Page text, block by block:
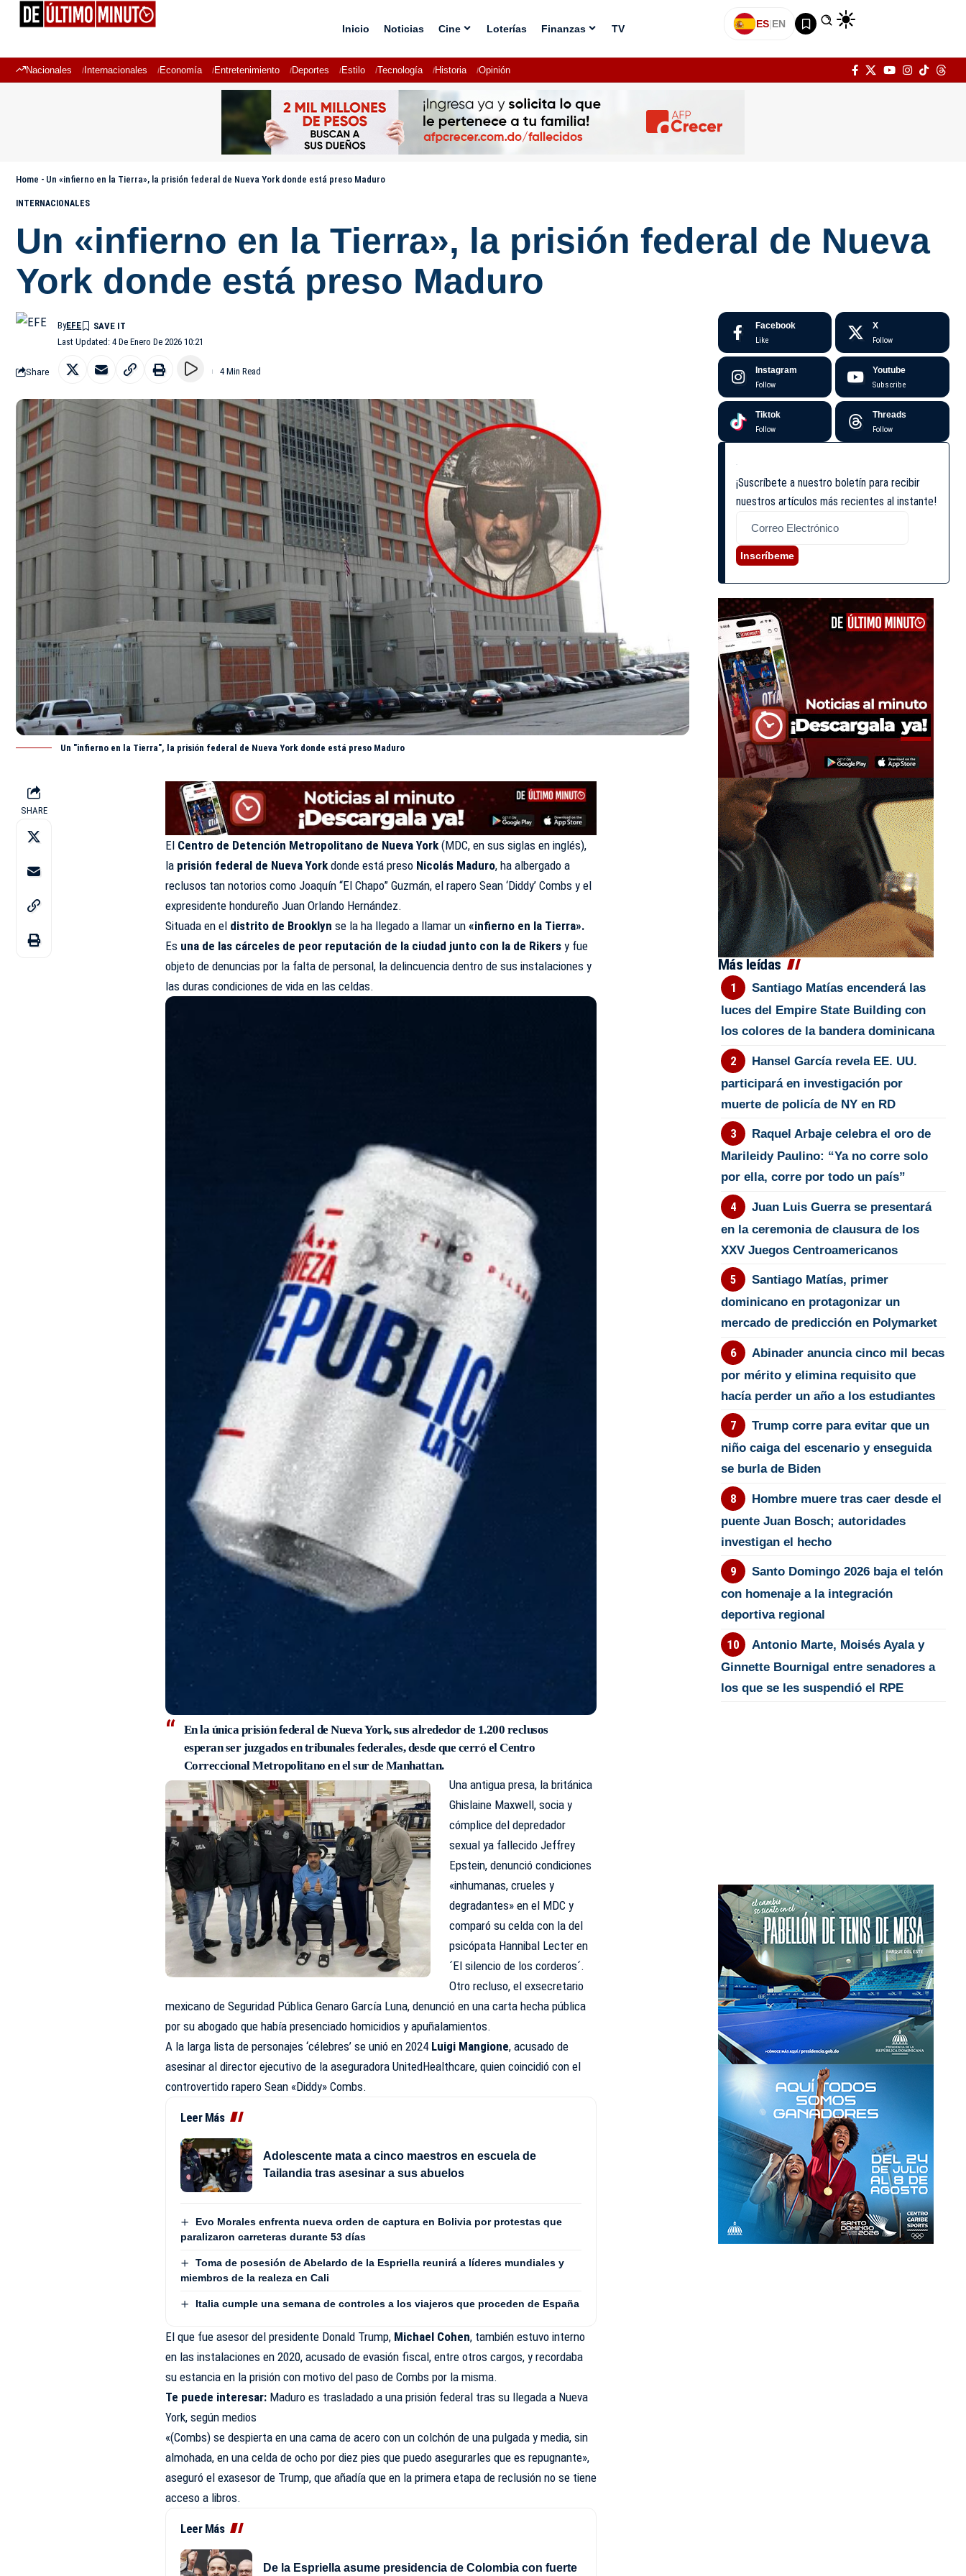
Inicio Noticias Cine Loterías Finanzas TV ES|EN
Nacionales Internacionales Economía Entretenimiento Deportes Estilo Tecnología Historia Opinión
Home - Un «infierno en la Tierra», la prisión federal de Nueva York donde está preso Maduro
INTERNACIONALES
Un «infierno en la Tierra», la prisión federal de Nueva
York donde está preso Maduro
Last Updated: 4 De Enero De 2026 10:21
ByEFE
Share 4 Min Read
Un "infierno en la Tierra", la prisión federal de Nueva York donde está preso Maduro
SHARE
El Centro de Detención Metropolitano de Nueva York(MDC, en sus siglas en inglés),
la prisión federal de Nueva York donde está preso Nicolás Maduro, ha albergado a
reclusos tan notorios como Joaquín “El Chapo” Guzmán, el rapero Sean ‘Diddy’ Combs y el
expresidente hondureño Juan Orlando Hernández.
Situada en el distrito de Brooklyn se la ha llegado a llamar un «infierno en la Tierra».
Es una de las cárceles de peor reputación de la ciudad junto con la de Rikers y fue
objeto de denuncias por la falta de personal, la delincuencia dentro de sus instalaciones y
las duras condiciones de vida en las celdas.
En la única prisión federal de Nueva York, sus alrededor de 1.200 reclusos
esperan ser juzgados en tribunales federales, desde que cerró el Centro
Correccional Metropolitano en el sur de Manhattan.
Una antigua presa, la británica
Ghislaine Maxwell, socia y
cómplice del depredador
sexual ya fallecido Jeffrey
Epstein, denunció condiciones
«inhumanas, crueles y
degradantes» en el MDC y
comparó su celda con la del
psicópata Hannibal Lecter en
´El silencio de los corderos´.
Otro recluso, el exsecretario
mexicano de Seguridad Pública Genaro García Luna, denunció en una carta hecha pública
por su abogado que había presenciado homicidios y apuñalamientos.
A la larga lista de personajes ‘célebres’ se unió en 2024 Luigi Mangione, acusado de
asesinar al director ejecutivo de la aseguradora UnitedHealthcare, quien coincidió con el
controvertido rapero Sean «Diddy» Combs.
Leer Más
Adolescente mata a cinco maestros en escuela de
Tailandia tras asesinar a sus abuelos
Evo Morales enfrenta nueva orden de captura en Bolivia por protestas que
paralizaron carreteras durante 53 días
Toma de posesión de Abelardo de la Espriella reunirá a líderes mundiales y
miembros de la realeza en Cali
Italia cumple una semana de controles a los viajeros que proceden de España
El que fue asesor del presidente Donald Trump, Michael Cohen, también estuvo interno
en las instalaciones en 2020, acusado de evasión fiscal, entre otros cargos, y recordaba
su estancia en la prisión con motivo del paso de Combs por la misma.
Te puede interesar: Maduro es trasladado a una prisión federal tras su llegada a Nueva
York, según medios
«(Combs) se despierta en una cama de acero con un colchón de una pulgada y media, sin
almohada, en una celda de ocho por diez pies que puedo asegurarles que es repugnante»,
aseguró el exasesor de Trump, que añadía que en la primera etapa de reclusión no se tiene
acceso a libros.
Leer Más
De la Espriella asume presidencia de Colombia con fuerte
Facebook
Like
X
Follow
Instagram
Follow
Youtube
Subscribe
Tiktok
Follow
Threads
Follow
¡Suscríbete a nuestro boletín para recibir
nuestros artículos más recientes al instante!
Inscríbeme
Más leídas
Santiago Matías encenderá las
luces del Empire State Building con
los colores de la bandera dominicana
Hansel García revela EE. UU.
participará en investigación por
muerte de policía de NY en RD
Raquel Arbaje celebra el oro de
Marileidy Paulino: “Ya no corre solo
por ella, corre por todo un país”
Juan Luis Guerra se presentará
en la ceremonia de clausura de los
XXV Juegos Centroamericanos
Santiago Matías, primer
dominicano en protagonizar un
mercado de predicción en Polymarket
Abinader anuncia cinco mil becas
por mérito y elimina requisito que
hacía perder un año a los estudiantes
Trump corre para evitar que un
niño caiga del escenario y enseguida
se burla de Biden
Hombre muere tras caer desde el
puente Juan Bosch; autoridades
investigan el hecho
Santo Domingo 2026 baja el telón
con homenaje a la integración
deportiva regional
Antonio Marte, Moisés Ayala y
Ginnette Bournigal entre senadores a
los que se les suspendió el RPE